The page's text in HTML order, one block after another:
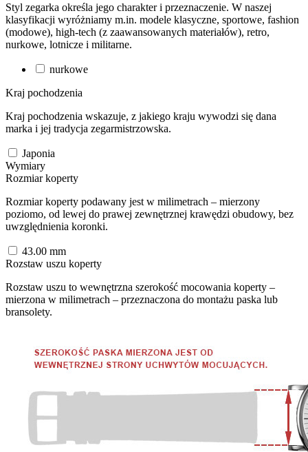
Styl zegarka określa jego charakter i przeznaczenie. W naszej
klasyfikacji wyróżniamy m.in. modele klasyczne, sportowe, fashion
(modowe), high-tech (z zaawansowanych materiałów), retro,
nurkowe, lotnicze i militarne.
nurkowe
Kraj pochodzenia
Kraj pochodzenia wskazuje, z jakiego kraju wywodzi się dana
marka i jej tradycja zegarmistrzowska.
Japonia
Wymiary
Rozmiar koperty
Rozmiar koperty podawany jest w milimetrach – mierzony
poziomo, od lewej do prawej zewnętrznej krawędzi obudowy, bez
uwzględnienia koronki.
43.00 mm
Rozstaw uszu koperty
Rozstaw uszu to wewnętrzna szerokość mocowania koperty –
mierzona w milimetrach – przeznaczona do montażu paska lub
bransolety.